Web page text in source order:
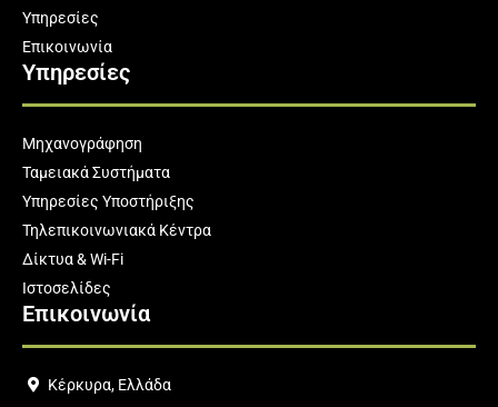
Υπηρεσίες
Επικοινωνία
Υπηρεσίες
Μηχανογράφηση
Ταμειακά Συστήματα
Υπηρεσίες Υποστήριξης
Τηλεπικοινωνιακά Κέντρα
Δίκτυα & Wi-Fi
Ιστοσελίδες
Επικοινωνία
Κέρκυρα, Ελλάδα